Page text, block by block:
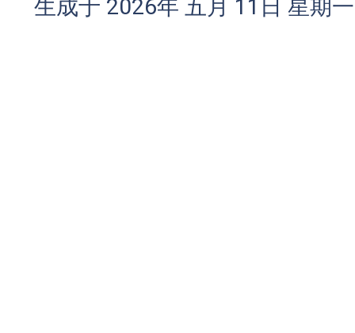
生成于 2026年 五月 11日 星期